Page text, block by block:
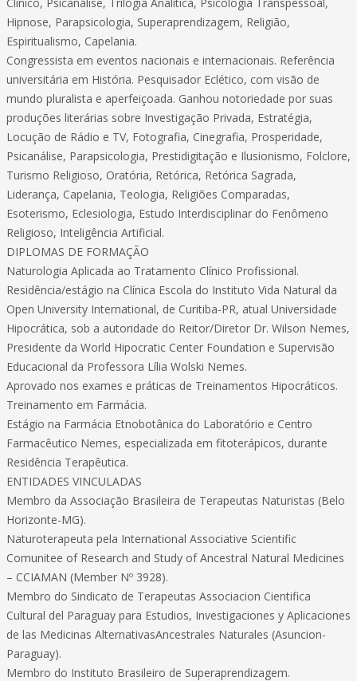
Hipnose, Parapsicologia, Superaprendizagem, Religião,
Espiritualismo, Capelania.
Congressista em eventos nacionais e internacionais. Referência
universitária em História. Pesquisador Eclético, com visão de
mundo pluralista e aperfeiçoada. Ganhou notoriedade por suas
produções literárias sobre Investigação Privada, Estratégia,
Locução de Rádio e TV, Fotografia, Cinegrafia, Prosperidade,
Psicanálise, Parapsicologia, Prestidigitação e Ilusionismo, Folclore,
Turismo Religioso, Oratória, Retórica, Retórica Sagrada,
Liderança, Capelania, Teologia, Religiões Comparadas,
Esoterismo, Eclesiologia, Estudo Interdisciplinar do Fenômeno
Religioso, Inteligência Artificial.
DIPLOMAS DE FORMAÇÃO
Naturologia Aplicada ao Tratamento Clínico Profissional.
Residência/estágio na Clínica Escola do Instituto Vida Natural da
Open University International, de Curitiba-PR, atual Universidade
Hipocrática, sob a autoridade do Reitor/Diretor Dr. Wilson Nemes,
Presidente da World Hipocratic Center Foundation e Supervisão
Educacional da Professora Lília Wolski Nemes.
Aprovado nos exames e práticas de Treinamentos Hipocráticos.
Treinamento em Farmácia.
Estágio na Farmácia Etnobotânica do Laboratório e Centro
Farmacêutico Nemes, especializada em fitoterápicos, durante
Residência Terapêutica.
ENTIDADES VINCULADAS
Membro da Associação Brasileira de Terapeutas Naturistas (Belo
Horizonte-MG).
Naturoterapeuta pela International Associative Scientific
Comunitee of Research and Study of Ancestral Natural Medicines
– CCIAMAN (Member Nº 3928).
Membro do Sindicato de Terapeutas Associacion Cientifica
Cultural del Paraguay para Estudios, Investigaciones y Aplicaciones
de las Medicinas AlternativasAncestrales Naturales (Asuncion-
Paraguay).
Membro do Instituto Brasileiro de Superaprendizagem.